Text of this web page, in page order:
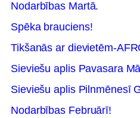
Nodarbības Martā.
Spēka brauciens!
Tikšanās ar dievietēm-
Sieviešu aplis Pavasara
Sieviešu aplis Pilnmēnesī
Nodarbības Februārī!